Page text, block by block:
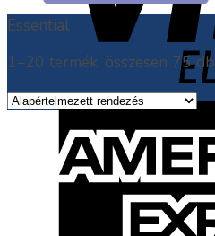
Essential
1–20 termék, összesen 75 db